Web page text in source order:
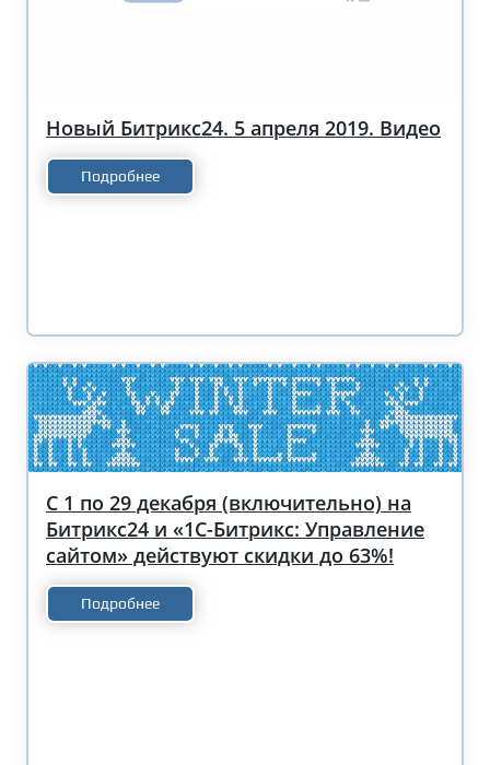
Новый Битрикс24. 5 апреля 2019. Видео
Подробнее
С 1 по 29 декабря (включительно) на
Битрикс24 и «1С-Битрикс: Управление
сайтом» действуют скидки до 63%!
Подробнее